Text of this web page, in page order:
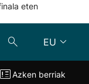
eten
EU
Zuzenean
Azken berriak